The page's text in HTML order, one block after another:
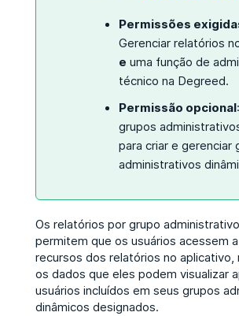
Permissões
Gerenciar relatórios
e uma função de
técnico na Degreed.
Permissão opcional
grupos
para criar e gerenciar
administrativos
Os relatórios por grupo
permitem que os usuários acessem
recursos dos relatórios no aplicativo,
os dados que eles podem visualizar
usuários incluídos em seus grupos
dinâmicos designados.